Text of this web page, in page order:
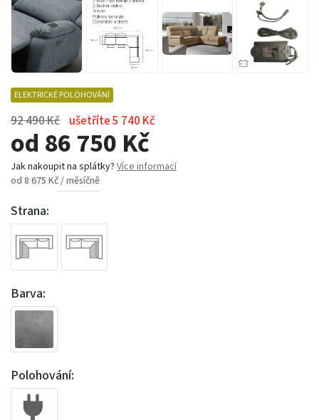
ELEKTRICKÉ POLOHOVÁNÍ
92 490 Kč ušetříte 5 740 Kč
od 86 750 Kč
Jak nakoupit na splátky? Více informací
od 8 675 Kč / měsíčně
Strana:
Barva:
Polohování: